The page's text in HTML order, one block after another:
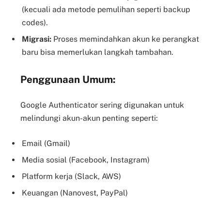
(kecuali ada metode pemulihan seperti backup
codes).
Migrasi: Proses memindahkan akun ke perangkat
baru bisa memerlukan langkah tambahan.
Penggunaan Umum:
Google Authenticator sering digunakan untuk
melindungi akun-akun penting seperti:
Email (Gmail)
Media sosial (Facebook, Instagram)
Platform kerja (Slack, AWS)
Keuangan (Nanovest, PayPal)